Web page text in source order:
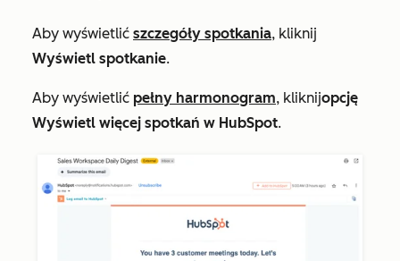
Aby wyświetlić szczegóły spotkania, kliknij
Wyświetl spotkanie.
Aby wyświetlić pełny harmonogram, kliknijopcję
Wyświetl więcej spotkań w HubSpot.